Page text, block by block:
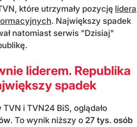
które utrzymały pozycję lidera
. Największy spadek
natomiast serwis "Dzisiaj"
liderem. Republika
spadek
i TVN24 BiS, oglądało
. To wynik niższy o 27 tys. osób